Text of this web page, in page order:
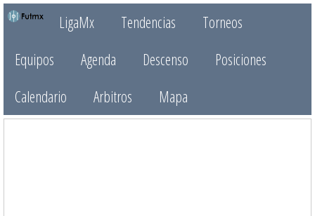
LigaMx Tendencias
Torneos
Equipos
Agenda Descenso
Posiciones
Calendario
Arbitros Mapa